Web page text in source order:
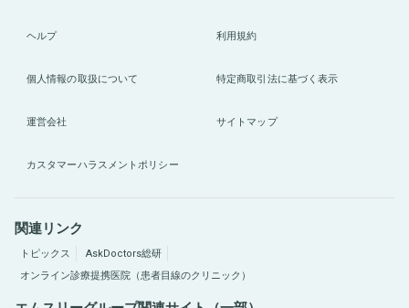
ヘルプ 利用規約
個人情報の取扱について 特定商取引法に基づく表示
運営会社 サイトマップ
カスタマーハラスメントポリシー
関連リンク
トピックス
AskDoctors総研
オンライン診療提携医院（患者目線のクリニック）